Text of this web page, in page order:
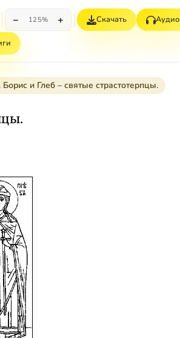
− 125% + Скачать Аудио
Борис и Глеб – святые страстотерпцы.